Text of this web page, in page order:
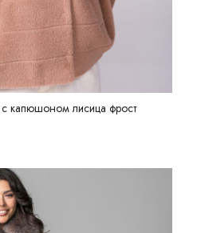
капюшоном лисица фрост